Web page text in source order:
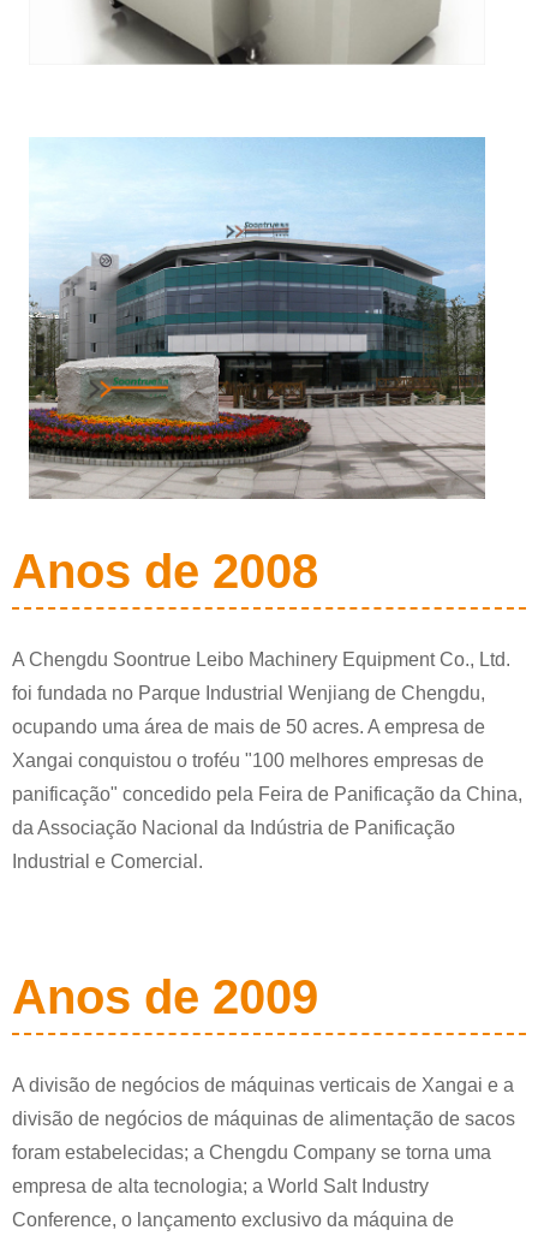
Anos de 2008
A Chengdu Soontrue Leibo Machinery Equipment Co., Ltd.
foi fundada no Parque Industrial Wenjiang de Chengdu,
ocupando uma área de mais de 50 acres. A empresa de
Xangai conquistou o troféu "100 melhores empresas de
panificação" concedido pela Feira de Panificação da China,
da Associação Nacional da Indústria de Panificação
Industrial e Comercial.
Anos de 2009
A divisão de negócios de máquinas verticais de Xangai e a
divisão de negócios de máquinas de alimentação de sacos
foram estabelecidas; a Chengdu Company se torna uma
empresa de alta tecnologia; a World Salt Industry
Conference, o lançamento exclusivo da máquina de